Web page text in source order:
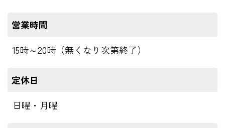
営業時間
15時～20時（無くなり次第終了）
定休日
日曜・月曜